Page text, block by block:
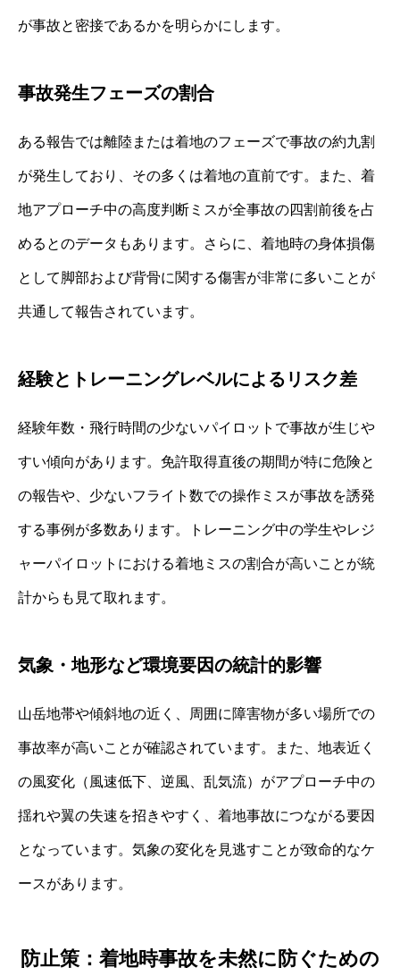
が事故と密接であるかを明らかにします。
事故発生フェーズの割合
ある報告では離陸または着地のフェーズで事故の約九割
が発生しており、その多くは着地の直前です。また、着
地アプローチ中の高度判断ミスが全事故の四割前後を占
めるとのデータもあります。さらに、着地時の身体損傷
として脚部および背骨に関する傷害が非常に多いことが
共通して報告されています。
経験とトレーニングレベルによるリスク差
経験年数・飛行時間の少ないパイロットで事故が生じや
すい傾向があります。免許取得直後の期間が特に危険と
の報告や、少ないフライト数での操作ミスが事故を誘発
する事例が多数あります。トレーニング中の学生やレジ
ャーパイロットにおける着地ミスの割合が高いことが統
計からも見て取れます。
気象・地形など環境要因の統計的影響
山岳地帯や傾斜地の近く、周囲に障害物が多い場所での
事故率が高いことが確認されています。また、地表近く
の風変化（風速低下、逆風、乱気流）がアプローチ中の
揺れや翼の失速を招きやすく、着地事故につながる要因
となっています。気象の変化を見逃すことが致命的なケ
ースがあります。
防止策：着地時事故を未然に防ぐための